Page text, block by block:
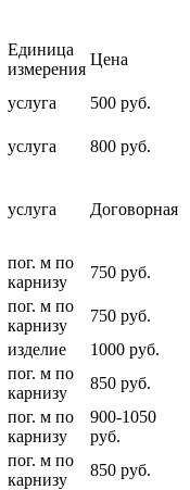
Единица
измерения
Цена
услуга
500 руб.
услуга
800 руб.
услуга Договорная
пог. м по
карнизу
750 руб.
пог. м по
карнизу
750 руб.
изделие
1000 руб.
пог. м по
карнизу
850 руб.
пог. м по
карнизу
900-1050
руб.
пог. м по
карнизу
850 руб.